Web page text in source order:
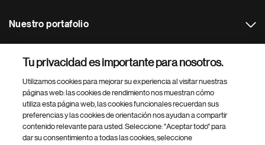
Nuestro portafolio
Footer Site Search
Tu privacidad es importante para nosotros.
Utilizamos cookies para mejorar su experiencia al visitar nuestras
páginas web: las cookies de rendimiento nos muestran cómo
utiliza esta página web, las cookies funcionales recuerdan sus
preferencias y las cookies de orientación nos ayudan a compartir
contenido relevante para usted. Seleccione: "Aceptar todo" para
dar su consentimiento a todas las cookies, seleccione